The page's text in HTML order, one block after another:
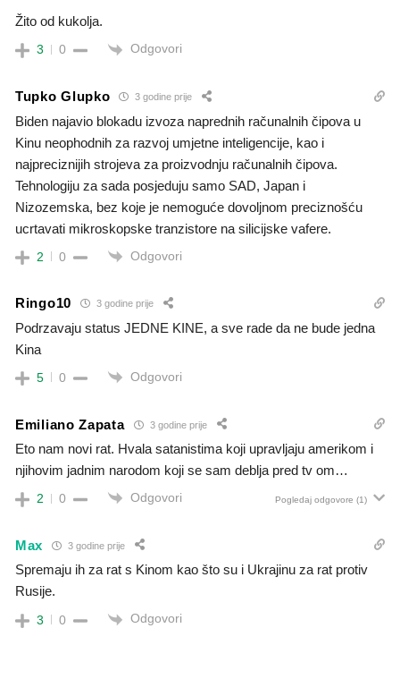
Žito od kukolja.
3 0 Odgovori
Tupko Glupko 3 godine prije
Biden najavio blokadu izvoza naprednih računalnih čipova u
Kinu neophodnih za razvoj umjetne inteligencije, kao i
najpreciznijih strojeva za proizvodnju računalnih čipova.
Tehnologiju za sada posjeduju samo SAD, Japan i
Nizozemska, bez koje je nemoguće dovoljnom preciznošću
ucrtavati mikroskopske tranzistore na silicijske vafere.
2 0 Odgovori
Ringo10 3 godine prije
Podrzavaju status JEDNE KINE, a sve rade da ne bude jedna
Kina
5 0 Odgovori
Emiliano Zapata 3 godine prije
Eto nam novi rat. Hvala satanistima koji upravljaju amerikom i
njihovim jadnim narodom koji se sam deblja pred tv om…
2 0 Odgovori Pogledaj odgovore (1)
Max 3 godine prije
Spremaju ih za rat s Kinom kao što su i Ukrajinu za rat protiv
Rusije.
3 0 Odgovori